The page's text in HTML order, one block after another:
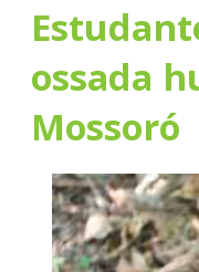
ossada
Mossoró